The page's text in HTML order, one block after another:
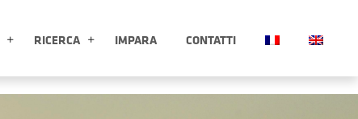
RICERCA IMPARA CONTATTI